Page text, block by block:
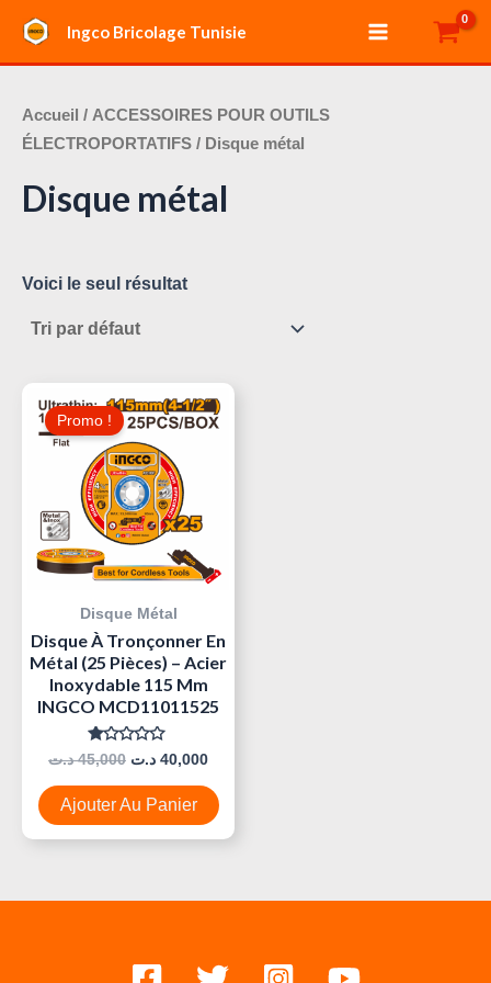
contenu
Ingco Bricolage Tunisie
Main
Menu
Accueil / ACCESSOIRES POUR OUTILS
ÉLECTROPORTATIFS / Disque métal
Disque métal
Voici le seul résultat
Promo !
Disque Métal
Disque À Tronçonner En
Métal (25 Pièces) – Acier
Inoxydable 115 Mm
INGCO MCD11011525
Note
0
Sur
5
45,000 د.ت
Prix
Initial
Était :
40,000 د.ت
Prix
Actuel
Ajouter Au Panier